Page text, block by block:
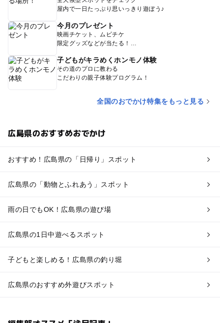
屋内で一日たっぷり思いっきり遊ぼう♪
今月のプレゼント
映画チケット、ムビチケ
限定グッズなどが当たる！
子どもがキラめくホンモノ体験
その道のプロに教わる
こだわりの親子体験プログラム！
全国のおでかけ特集をもっと見る
広島県のおすすめおでかけ
おすすめ！広島県の「日帰り」スポット
広島県の「動物とふれあう」スポット
雨の日でもOK！広島県の遊び場
広島県の1日中遊べるスポット
子どもと楽しめる！広島県の釣り堀
広島県のおすすめ外遊びスポット